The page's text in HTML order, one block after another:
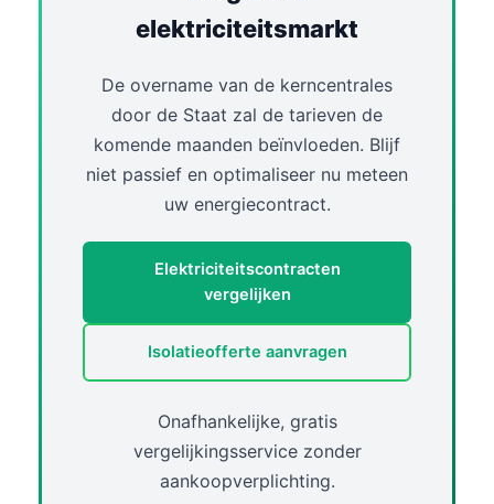
elektriciteitsmarkt
De overname van de kerncentrales
door de Staat zal de tarieven de
komende maanden beïnvloeden. Blijf
niet passief en optimaliseer nu meteen
uw energiecontract.
Elektriciteitscontracten
vergelijken
Isolatieofferte aanvragen
Onafhankelijke, gratis
vergelijkingsservice zonder
aankoopverplichting.